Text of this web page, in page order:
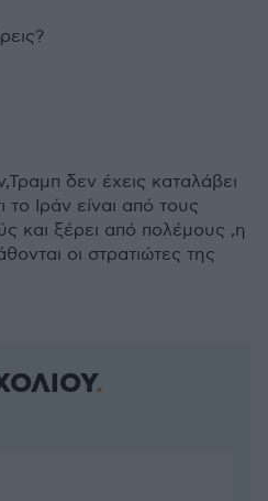
δεν έχεις καταλάβει
το Ιράν είναι από τους
και ξέρει από πολέμους ,η
οι στρατιώτες της